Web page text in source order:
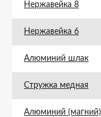
Нержавейка 8
Нержавейка 6
Алюминий шлак
Стружка медная
Алюминий (магний)